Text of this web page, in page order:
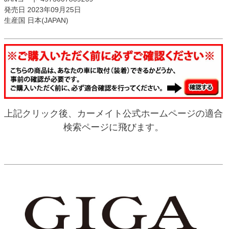
発売日 2023年09月25日
生産国 日本(JAPAN)
上記クリック後、カーメイト公式ホームページの適合
検索ページに飛びます。